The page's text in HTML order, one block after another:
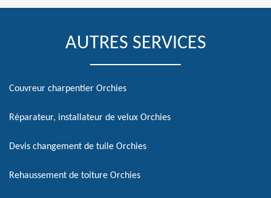
AUTRES SERVICES
Couvreur charpentier Orchies
Réparateur, installateur de velux Orchies
Devis changement de tuile Orchies
Rehaussement de toiture Orchies